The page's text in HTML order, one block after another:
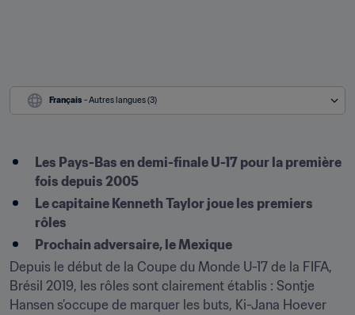
Français - Autres langues (3)
Les Pays-Bas en demi-finale U-17 pour la première
fois depuis 2005
Le capitaine Kenneth Taylor joue les premiers
rôles
Prochain adversaire, le Mexique
Depuis le début de la Coupe du Monde U-17 de la FIFA,
Brésil 2019, les rôles sont clairement établis : Sontje
Hansen s’occupe de marquer les buts, Ki-Jana Hoever